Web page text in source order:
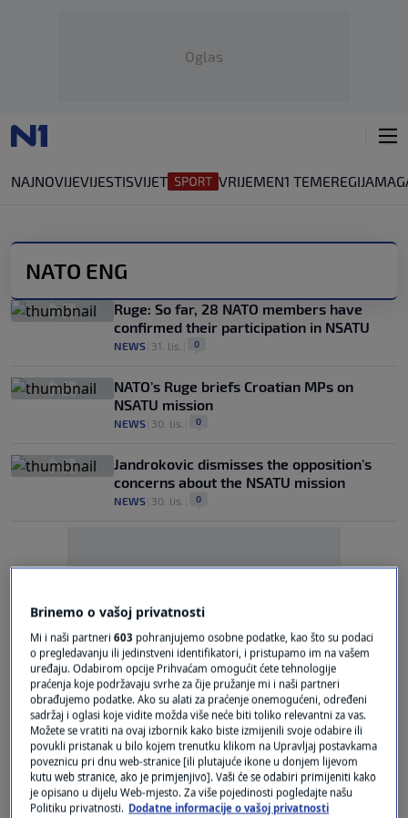
Oglas
NAJNOVIJEVIJESTISVIJET VRIJEMEN1 TEMEREGIJA
NATO ENG
Ruge: So far, 28 NATO members have
confirmed their participation in NSATU
NEWS 31. lis. 0
NATO’s Ruge briefs Croatian MPs on
NSATU mission
NEWS 30. lis. 0
Jandrokovic dismisses the opposition’s
concerns about the NSATU mission
NEWS 30. lis. 0
Oglas
Plenkovic says Milanovic 'manipulates the
blackmailed opposition'
NEWS|29. lis.| 0
Brinemo o vašoj privatnosti
Mi i naši partneri603 pohranjujemo osobne podatke, kao što su podaci
o pregledavanju ili jedinstveni identifikatori, i pristupamo im na vašem
uređaju. Odabirom opcije Prihvaćam omogućit ćete tehnologije
praćenja koje podržavaju svrhe za čije pružanje mi i naši partneri
obrađujemo podatke. Ako su alati za praćenje onemogućeni, određeni
sadržaj i oglasi koje vidite možda više neće biti toliko relevantni za vas.
Možete se vratiti na ovaj izbornik kako biste izmijenili svoje odabire ili
povukli pristanak u bilo kojem trenutku klikom na Upravljaj postavkama
poveznicu pri dnu web-stranice [ili plutajuće ikone u donjem lijevom
kutu web stranice, ako je primjenjivo]. Vaši će se odabiri primijeniti kako
je opisano u dijelu Web-mjesto. Za više pojedinosti pogledajte našu
Politiku privatnosti. Dodatne informacije o vašoj privatnosti